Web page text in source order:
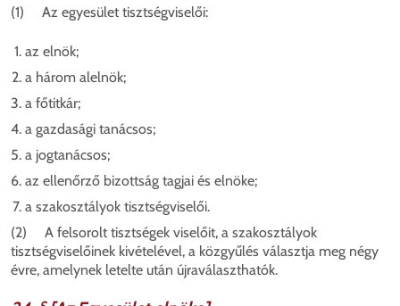
(1) Az egyesület tisztségviselői:
az elnök;
a három alelnök;
a főtitkár;
a gazdasági tanácsos;
a jogtanácsos;
az ellenőrző bizottság tagjai és elnöke;
a szakosztályok tisztségviselői.
(2) A felsorolt tisztségek viselőit, a szakosztályok
tisztségviselőinek kivételével, a közgyűlés választja meg négy
évre, amelynek letelte után újraválaszthatók.